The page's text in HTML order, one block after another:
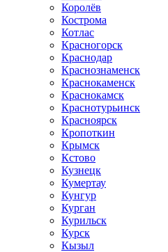
Королёв
Кострома
Котлас
Красногорск
Краснодар
Краснознаменск
Краснокаменск
Краснокамск
Краснотурьинск
Красноярск
Кропоткин
Крымск
Кстово
Кузнецк
Кумертау
Кунгур
Курган
Курильск
Курск
Кызыл